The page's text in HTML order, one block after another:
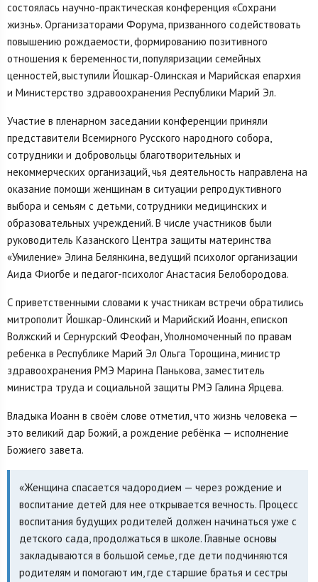
состоялась научно-практическая конференция «Сохрани
жизнь». Организаторами Форума, призванного содействовать
повышению рождаемости, формированию позитивного
отношения к беременности, популяризации семейных
ценностей, выступили Йошкар-Олинская и Марийская епархия
и Министерство здравоохранения Республики Марий Эл.
Участие в пленарном заседании конференции приняли
представители Всемирного Русского народного собора,
сотрудники и добровольцы благотворительных и
некоммерческих организаций, чья деятельность направлена на
оказание помощи женщинам в ситуации репродуктивного
выбора и семьям с детьми, сотрудники медицинских и
образовательных учреждений. В числе участников были
руководитель Казанского Центра защиты материнства
«Умиление» Элина Белянкина, ведущий психолог организации
Аида Фиогбе и педагог-психолог Анастасия Белобородова.
С приветственными словами к участникам встречи обратились
митрополит Йошкар-Олинский и Марийский Иоанн, епископ
Волжский и Сернурский Феофан, Уполномоченный по правам
ребенка в Республике Марий Эл Ольга Торощина, министр
здравоохранения РМЭ Марина Панькова, заместитель
министра труда и социальной защиты РМЭ Галина Ярцева.
Владыка Иоанн в своём слове отметил, что жизнь человека —
это великий дар Божий, а рождение ребёнка — исполнение
Божиего завета.
«Женщина спасается чадородием — через рождение и
воспитание детей для нее открывается вечность. Процесс
воспитания будущих родителей должен начинаться уже с
детского сада, продолжаться в школе. Главные основы
закладываются в большой семье, где дети подчиняются
родителям и помогают им, где старшие братья и сестры